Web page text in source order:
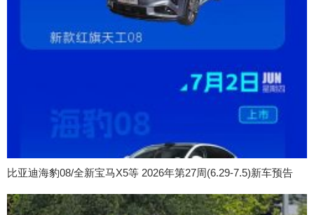
比亚迪海豹08/全新宝马X5等 2026年第27周(6.29-7.5)新车预告